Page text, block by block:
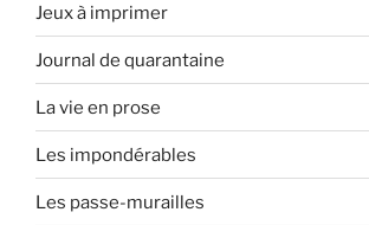
Jeux à imprimer
Journal de quarantaine
La vie en prose
Les impondérables
Les passe-murailles